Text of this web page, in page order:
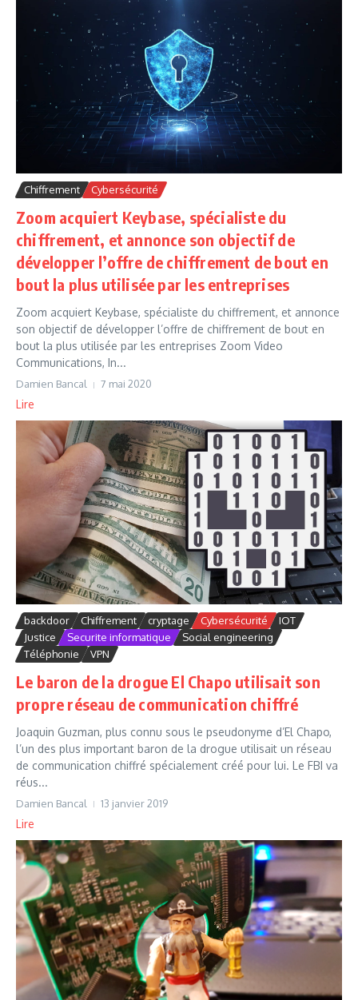
Chiffrement Cybersécurité
Zoom acquiert Keybase, spécialiste du
chiffrement, et annonce son objectif de
développer l’offre de chiffrement de bout en
bout la plus utilisée par les entreprises
Zoom acquiert Keybase, spécialiste du chiffrement, et annonce
son objectif de développer l’offre de chiffrement de bout en
bout la plus utilisée par les entreprises Zoom Video
Communications, In...
Damien Bancal 7 mai 2020
Lire
backdoor Chiffrement cryptage Cybersécurité
IOT
Justice
Securite informatique
Social engineering
Téléphonie
VPN
Le baron de la drogue El Chapo utilisait son
propre réseau de communication chiffré
Joaquin Guzman, plus connu sous le pseudonyme d’El Chapo,
l’un des plus important baron de la drogue utilisait un réseau
de communication chiffré spécialement créé pour lui. Le FBI va
réus...
Damien Bancal 13 janvier 2019
Lire